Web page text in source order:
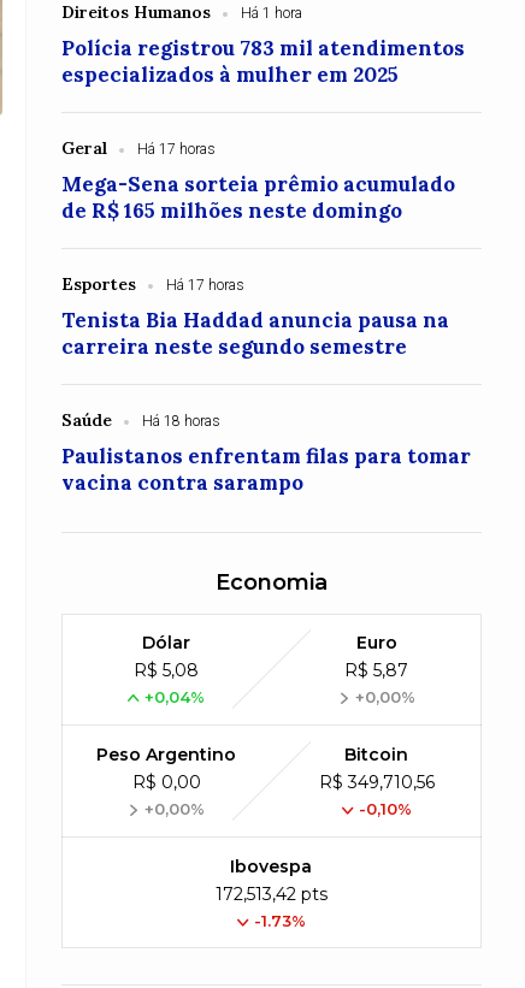
Direitos Humanos Há 1 hora
Polícia registrou 783 mil atendimentos
especializados à mulher em 2025
Geral Há 17 horas
Mega-Sena sorteia prêmio acumulado
de R$ 165 milhões neste domingo
Esportes Há 17 horas
Tenista Bia Haddad anuncia pausa na
carreira neste segundo semestre
Saúde Há 18 horas
Paulistanos enfrentam filas para tomar
vacina contra sarampo
Economia
Dólar
R$ 5,08
+0,04%
Euro
R$ 5,87
+0,00%
Peso Argentino
R$ 0,00
+0,00%
Bitcoin
R$ 349,710,56
-0,10%
Ibovespa
172,513,42 pts
-1.73%